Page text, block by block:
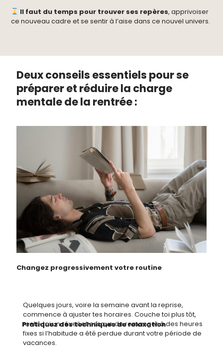
Il faut du temps pour trouver ses repères, apprivoiser
ce nouveau cadre et se sentir à l’aise dans ce nouvel univers.
Deux conseils essentiels pour se
préparer et réduire la charge
mentale de la rentrée :
Changez progressivement votre routine
Quelques jours, voire la semaine avant la reprise,
commence à ajuster tes horaires. Couche toi plus tôt,
mets-toi un réveil et essaye de remanger à des heures
fixes si l’habitude a été perdue durant votre période de
vacances.
Pratiquezdes techniques de relaxation
Pratiquezdes techniques de relaxation